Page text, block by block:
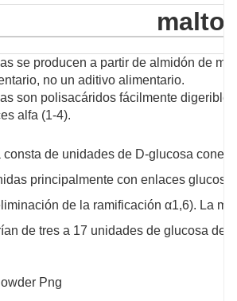
bajo calor, buena solubilidad,
buen efecto de llenado, no es fácil
y difícil de deteriorar. La
una gran cantidad de
contiene calcio, hierro y otros
minerales que son beneficiosos
normal del cuerpo.
se producen a partir de almidón de
no un aditivo alimentario.
son polisacáridos fácilmente
alfa (1-4).
consta de unidades de D-glucosa
principalmente con enlaces
de la ramificación α1,6). La
de tres a 17 unidades de glucosa de